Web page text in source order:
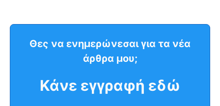
Θες να ενημερώνεσαι για τα νέα
άρθρα μου;
Κάνε εγγραφή εδώ